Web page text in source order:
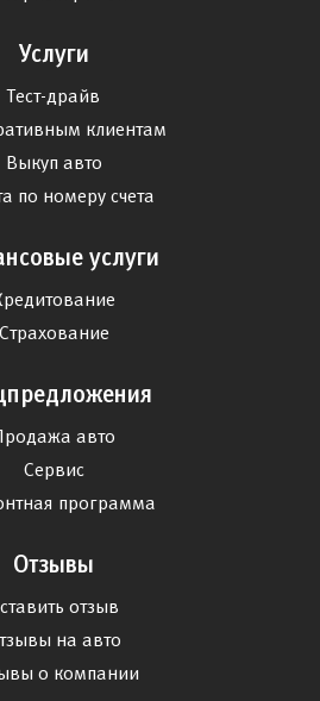
Услуги
Тест-драйв
клиентам
Выкуп авто
по номеру счета
услуги
Страхование
авто
Сервис
программа
Отзывы
отзыв
на авто
о компании